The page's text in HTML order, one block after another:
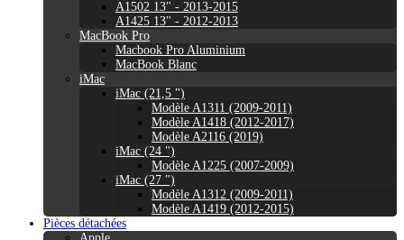
A1502 13" - 2013-2015
A1425 13" - 2012-2013
MacBook Pro
Macbook Pro Aluminium
MacBook Blanc
iMac
iMac (21,5 ")
Modèle A1311 (2009-2011)
Modèle A1418 (2012-2017)
Modèle A2116 (2019)
iMac (24 ")
Modèle A1225 (2007-2009)
iMac (27 ")
Modèle A1312 (2009-2011)
Modèle A1419 (2012-2015)
Pièces détachées